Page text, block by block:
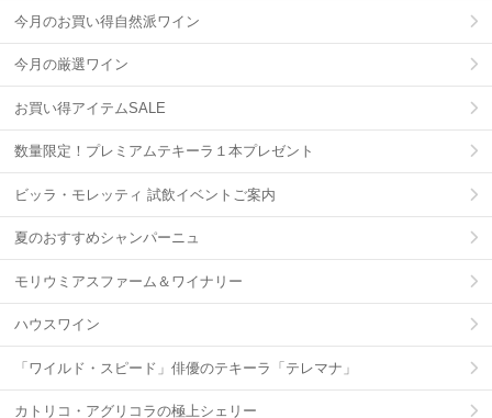
今月のお買い得自然派ワイン
今月の厳選ワイン
お買い得アイテムSALE
数量限定！プレミアムテキーラ１本プレゼント
ビッラ・モレッティ 試飲イベントご案内
夏のおすすめシャンパーニュ
モリウミアスファーム＆ワイナリー
ハウスワイン
「ワイルド・スピード」俳優のテキーラ「テレマナ」
カトリコ・アグリコラの極上シェリー